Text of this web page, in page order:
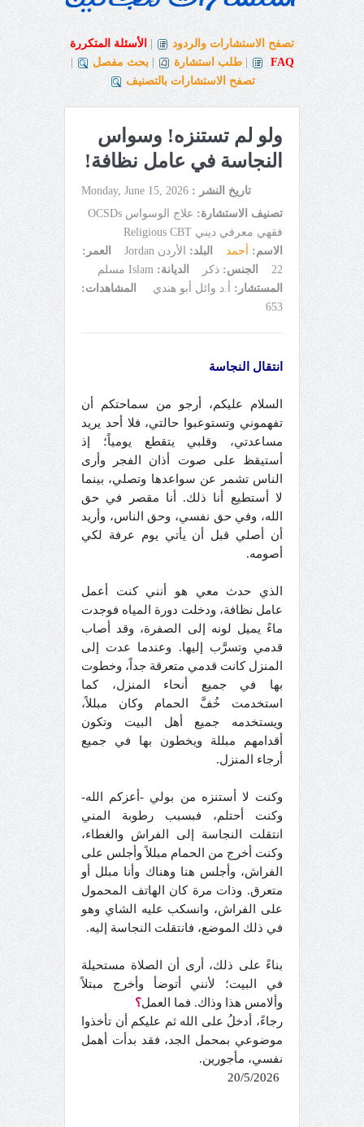
تصفح الاستشارات والردود
الأسئلة المتكررة
FAQ
طلب استشارة بحث مفصل
تصفح الاستشارات بالتصنيف
ولو لم تستنزه! وسواس
النجاسة في عامل نظافة!
تاريخ النشر : Monday, June 15, 2026
تصنيف الاستشارة:
علاج الوسواس OCSDs
فقهي معرفي ديني Religious CBT
الاسم:
أحمد البلد: الأردن Jordan
العمر:
22
الجنس: ذكر الديانة: Islam مسلم
المستشار:
أ.د وائل أبو هندي
المشاهدات:
653
انتقال النجاسة
السلام عليكم، أرجو من سماحتكم أن
تفهموني وتستوعبوا حالتي، فلا أحد يريد
مساعدتي، وقلبي يتقطع يومياً؛ إذ
أستيقظ على صوت أذان الفجر وأرى
الناس تشمر عن سواعدها وتصلي، بينما
لا أستطيع أنا ذلك. أنا مقصر في حق
الله، وفي حق نفسي، وحق الناس، وأريد
أن أصلي قبل أن يأتي يوم عرفة لكي
أصومه.
الذي حدث معي هو أنني كنت أعمل
عامل نظافة، ودخلت دورة المياه فوجدت
ماءً يميل لونه إلى الصفرة، وقد أصاب
قدمي وتسرَّب إليها. وعندما عدت إلى
المنزل كانت قدمي متعرقة جداً، وخطوت
بها في جميع أنحاء المنزل، كما
استخدمت خُفَّ الحمام وكان مبللاً،
ويستخدمه جميع أهل البيت وتكون
أقدامهم مبللة ويخطون بها في جميع
أرجاء المنزل.
وكنت لا أستنزه من بولي -أعزكم الله-
وكنت أحتلم، فبسبب رطوبة المني
انتقلت النجاسة إلى الفراش والغطاء،
وكنت أخرج من الحمام مبللاً وأجلس على
الفراش، وأجلس هنا وهناك وأنا مبلل أو
متعرق. وذات مرة كان الهاتف المحمول
على الفراش، وانسكب عليه الشاي وهو
في ذلك الموضع، فانتقلت النجاسة إليه.
بناءً على ذلك، أرى أن الصلاة مستحيلة
في البيت؛ لأنني أتوضأ وأخرج مبتلاً
وألامس هذا وذاك. فما العمل؟
رجاءً، أدخلُ على الله ثم عليكم أن تأخذوا
موضوعي بمحمل الجد، فقد بدأت أهمل
نفسي، مأجورين.